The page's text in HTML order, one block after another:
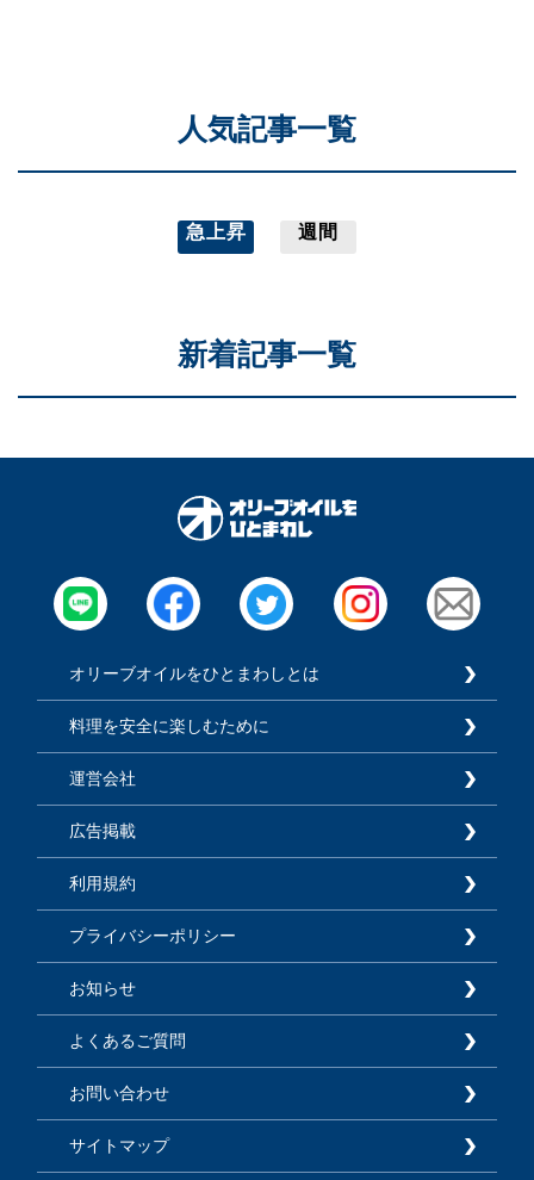
人気記事一覧
急上昇 週間
新着記事一覧
オリーブオイルをひとまわしとは
料理を安全に楽しむために
運営会社
広告掲載
利用規約
プライバシーポリシー
お知らせ
よくあるご質問
お問い合わせ
サイトマップ